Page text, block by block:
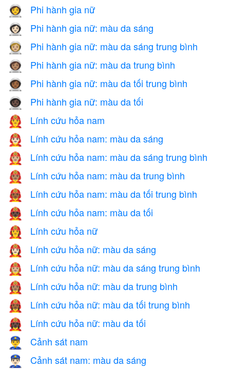
👩‍🚀 Phi hành gia nữ
👩🏻‍🚀 Phi hành gia nữ: màu da sáng
👩🏼‍🚀 Phi hành gia nữ: màu da sáng trung bình
👩🏽‍🚀 Phi hành gia nữ: màu da trung bình
👩🏾‍🚀 Phi hành gia nữ: màu da tối trung bình
👩🏿‍🚀 Phi hành gia nữ: màu da tối
👨‍🚒 Lính cứu hỏa nam
👨🏻‍🚒 Lính cứu hỏa nam: màu da sáng
👨🏼‍🚒 Lính cứu hỏa nam: màu da sáng trung bình
👨🏽‍🚒 Lính cứu hỏa nam: màu da trung bình
👨🏾‍🚒 Lính cứu hỏa nam: màu da tối trung bình
👨🏿‍🚒 Lính cứu hỏa nam: màu da tối
👩‍🚒 Lính cứu hỏa nữ
👩🏻‍🚒 Lính cứu hỏa nữ: màu da sáng
👩🏼‍🚒 Lính cứu hỏa nữ: màu da sáng trung bình
👩🏽‍🚒 Lính cứu hỏa nữ: màu da trung bình
👩🏾‍🚒 Lính cứu hỏa nữ: màu da tối trung bình
👩🏿‍🚒 Lính cứu hỏa nữ: màu da tối
👮‍♂️ Cảnh sát nam
👮🏻‍♂️ Cảnh sát nam: màu da sáng